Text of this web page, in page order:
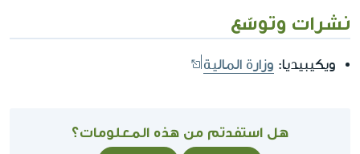
نشرات وتوسّع
ويكيبيديا: وزارة المالية
هل استفدتم من هذه المعلومات؟